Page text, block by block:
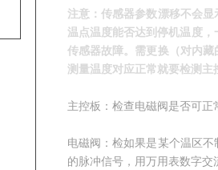
注意：传感器参数漂移不会
温点温度能否达到停机温度
传感器故障。需更换（对内
测量温度对应正常就要检测
主控板：检查电磁阀是否可
电磁阀：检如果是某个温区
的脉冲信号，用万用表数字